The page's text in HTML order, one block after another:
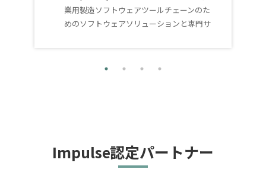
業用製造ソフトウェアツールチェーンのた
めのソフトウェアソリューションと専門サ
国内企業発のサービスでは「Impulse」が
Impulse認定パートナー